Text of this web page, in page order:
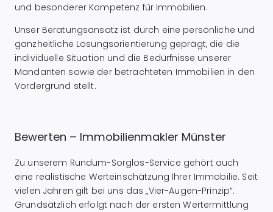
und besonderer Kompetenz für Immobilien.
Unser Beratungsansatz ist durch eine persönliche und
ganzheitliche Lösungsorientierung geprägt, die die
individuelle Situation und die Bedürfnisse unserer
Mandanten sowie der betrachteten Immobilien in den
Vordergrund stellt.
Bewerten – Immobilienmakler Münster
Zu unserem Rundum-Sorglos-Service gehört auch
eine realistische Werteinschätzung Ihrer Immobilie. Seit
vielen Jahren gilt bei uns das „Vier-Augen-Prinzip“.
Grundsätzlich erfolgt nach der ersten Wertermittlung